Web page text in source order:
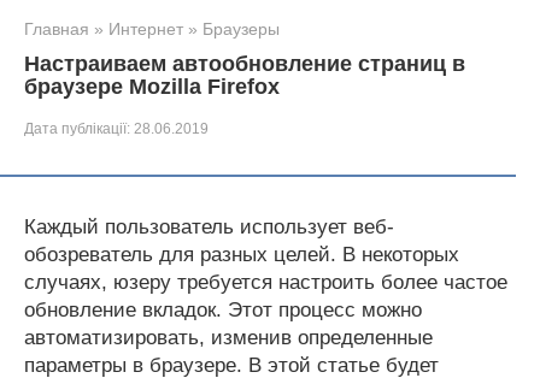
Главная » Интернет » Браузеры
Настраиваем автообновление страниц в
браузере Mozilla Firefox
Дата публікації: 28.06.2019
Каждый пользователь использует веб-
обозреватель для разных целей. В некоторых
случаях, юзеру требуется настроить более частое
обновление вкладок. Этот процесс можно
автоматизировать, изменив определенные
параметры в браузере. В этой статье будет